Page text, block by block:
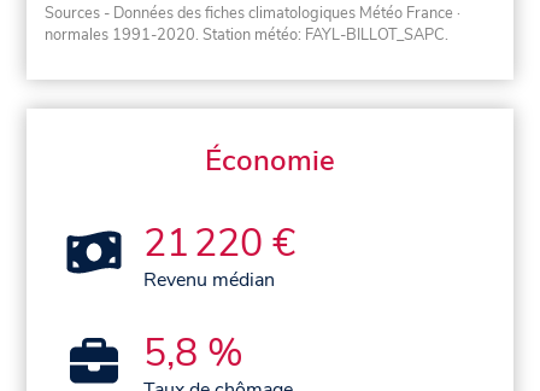
Sources - Données des fiches climatologiques Météo France ·
normales 1991-2020. Station météo: FAYL-BILLOT_SAPC.
Économie
21 220 €
Revenu médian
5,8 %